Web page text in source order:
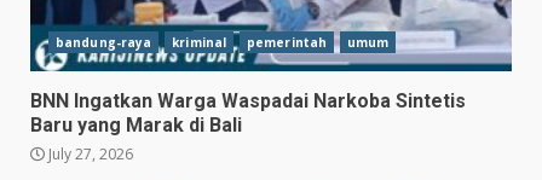
bandung-raya kriminal pemerintah umum
BNN Ingatkan Warga Waspadai Narkoba Sintetis
Baru yang Marak di Bali
July 27, 2026